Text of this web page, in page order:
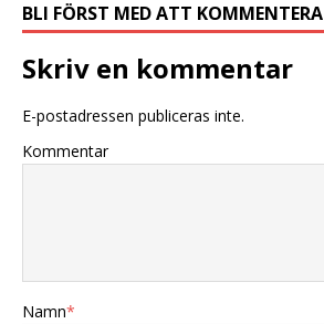
BLI FÖRST MED ATT KOMMENTERA
Skriv en kommentar
E-postadressen publiceras inte.
Kommentar
Namn*